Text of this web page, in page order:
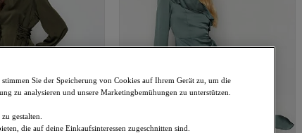
Sie der Speicherung von Cookies auf Ihrem Gerät zu, um die
zu analysieren und unsere Marketingbemühungen zu unterstützen.
gestalten.
die auf deine Einkaufsinteressen zugeschnitten sind.